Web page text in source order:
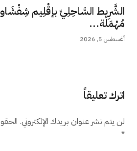
الشَّرِيط السَّاحِلِيّ بإقْلِيم
مُهْمَلَة...
أغسطس 5, 2026
اترك تعليقاً
لن يتم نشر عنوان بريدك الإلكتروني.
*